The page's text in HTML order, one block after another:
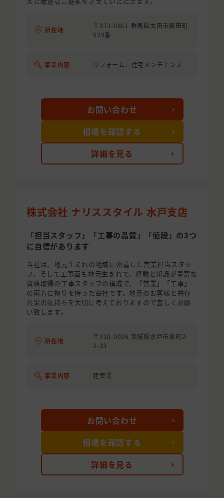
所在地
〒373-0851 群馬県太田市飯田町
529番
事業内容 リフォーム、住宅メンテナンス
詳細を見る
お問い合わせ
相場を確認する
株式会社 ナリススタイル 水戸支店
「担当スタッフ」「工事の品質」「値段」の3つ
に自信があります
当社は、地元生まれの地域に密着した営業担当スタッ
フ、そして工事面も地元生まれで、経験と知識が豊富な
資格取得の工事スタッフの構成で、「営業」「工事」
の両方に拘りを持った会社です。地元のお客様と共存
共栄の気持ちを大切に考えておりますので宜しくお願
い致します。
所在地
〒310-0026 茨城県水戸市泉町2-
2-33
事業内容 建築業
詳細を見る
お問い合わせ
相場を確認する